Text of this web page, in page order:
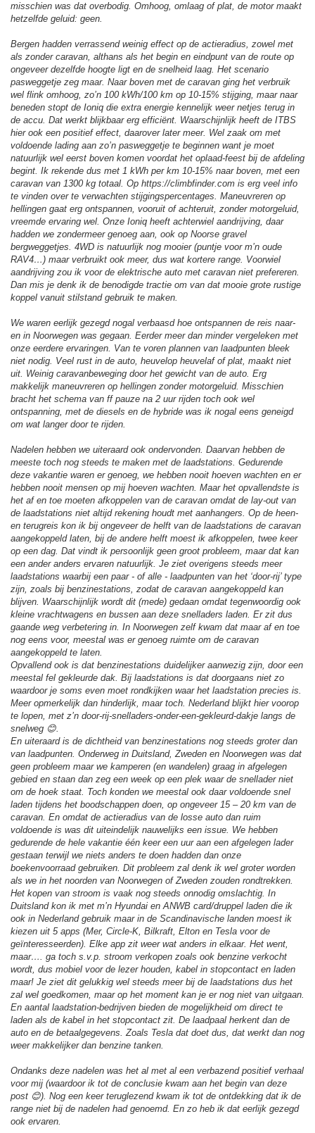
misschien was dat overbodig. Omhoog, omlaag of plat, de motor maakt
hetzelfde geluid: geen.
Bergen hadden verrassend weinig effect op de actieradius, zowel met
als zonder caravan, althans als het begin en eindpunt van de route op
ongeveer dezelfde hoogte ligt en de snelheid laag. Het scenario
pasweggetje zeg maar. Naar boven met de caravan ging het verbruik
wel flink omhoog, zo’n 100 kWh/100 km op 10-15% stijging, maar naar
beneden stopt de Ioniq die extra energie kennelijk weer netjes terug in
de accu. Dat werkt blijkbaar erg efficiënt. Waarschijnlijk heeft de ITBS
hier ook een positief effect, daarover later meer. Wel zaak om met
voldoende lading aan zo’n pasweggetje te beginnen want je moet
natuurlijk wel eerst boven komen voordat het oplaad-feest bij de afdeling
begint. Ik rekende dus met 1 kWh per km 10-15% naar boven, met een
caravan van 1300 kg totaal. Op https://climbfinder.com is erg veel info
te vinden over te verwachten stijgingspercentages. Maneuvreren op
hellingen gaat erg ontspannen, vooruit of achteruit, zonder motorgeluid,
vreemde ervaring wel. Onze Ioniq heeft achterwiel aandrijving, daar
hadden we zondermeer genoeg aan, ook op Noorse gravel
bergweggetjes. 4WD is natuurlijk nog mooier (puntje voor m’n oude
RAV4…) maar verbruikt ook meer, dus wat kortere range. Voorwiel
aandrijving zou ik voor de elektrische auto met caravan niet prefereren.
Dan mis je denk ik de benodigde tractie om van dat mooie grote rustige
koppel vanuit stilstand gebruik te maken.
We waren eerlijk gezegd nogal verbaasd hoe ontspannen de reis naar-
en in Noorwegen was gegaan. Eerder meer dan minder vergeleken met
onze eerdere ervaringen. Van te voren plannen van laadpunten bleek
niet nodig. Veel rust in de auto, heuvelop heuvelaf of plat, maakt niet
uit. Weinig caravanbeweging door het gewicht van de auto. Erg
makkelijk maneuvreren op hellingen zonder motorgeluid. Misschien
bracht het schema van ff pauze na 2 uur rijden toch ook wel
ontspanning, met de diesels en de hybride was ik nogal eens geneigd
om wat langer door te rijden.
Nadelen hebben we uiteraard ook ondervonden. Daarvan hebben de
meeste toch nog steeds te maken met de laadstations. Gedurende
deze vakantie waren er genoeg, we hebben nooit hoeven wachten en er
hebben nooit mensen op mij hoeven wachten. Maar het opvallendste is
het af en toe moeten afkoppelen van de caravan omdat de lay-out van
de laadstations niet altijd rekening houdt met aanhangers. Op de heen-
en terugreis kon ik bij ongeveer de helft van de laadstations de caravan
aangekoppeld laten, bij de andere helft moest ik afkoppelen, twee keer
op een dag. Dat vindt ik persoonlijk geen groot probleem, maar dat kan
een ander anders ervaren natuurlijk. Je ziet overigens steeds meer
laadstations waarbij een paar - of alle - laadpunten van het ‘door-rij’ type
zijn, zoals bij benzinestations, zodat de caravan aangekoppeld kan
blijven. Waarschijnlijk wordt dit (mede) gedaan omdat tegenwoordig ook
kleine vrachtwagens en bussen aan deze snelladers laden. Er zit dus
gaande weg verbetering in. In Noorwegen zelf kwam dat maar af en toe
nog eens voor, meestal was er genoeg ruimte om de caravan
aangekoppeld te laten.
Opvallend ook is dat benzinestations duidelijker aanwezig zijn, door een
meestal fel gekleurde dak. Bij laadstations is dat doorgaans niet zo
waardoor je soms even moet rondkijken waar het laadstation precies is.
Meer opmerkelijk dan hinderlijk, maar toch. Nederland blijkt hier voorop
te lopen, met z’n door-rij-snelladers-onder-een-gekleurd-dakje langs de
snelweg 😊.
En uiteraard is de dichtheid van benzinestations nog steeds groter dan
van laadpunten. Onderweg in Duitsland, Zweden en Noorwegen was dat
geen probleem maar we kamperen (en wandelen) graag in afgelegen
gebied en staan dan zeg een week op een plek waar de snellader niet
om de hoek staat. Toch konden we meestal ook daar voldoende snel
laden tijdens het boodschappen doen, op ongeveer 15 – 20 km van de
caravan. En omdat de actieradius van de losse auto dan ruim
voldoende is was dit uiteindelijk nauwelijks een issue. We hebben
gedurende de hele vakantie één keer een uur aan een afgelegen lader
gestaan terwijl we niets anders te doen hadden dan onze
boekenvoorraad gebruiken. Dit probleem zal denk ik wel groter worden
als we in het noorden van Noorwegen of Zweden zouden rondtrekken.
Het kopen van stroom is vaak nog steeds onnodig omslachtig. In
Duitsland kon ik met m’n Hyundai en ANWB card/druppel laden die ik
ook in Nederland gebruik maar in de Scandinavische landen moest ik
kiezen uit 5 apps (Mer, Circle-K, Bilkraft, Elton en Tesla voor de
geïnteresseerden). Elke app zit weer wat anders in elkaar. Het went,
maar…. ga toch s.v.p. stroom verkopen zoals ook benzine verkocht
wordt, dus mobiel voor de lezer houden, kabel in stopcontact en laden
maar! Je ziet dit gelukkig wel steeds meer bij de laadstations dus het
zal wel goedkomen, maar op het moment kan je er nog niet van uitgaan.
En aantal laadstation-bedrijven bieden de mogelijkheid om direct te
laden als de kabel in het stopcontact zit. De laadpaal herkent dan de
auto en de betaalgegevens. Zoals Tesla dat doet dus, dat werkt dan nog
weer makkelijker dan benzine tanken.
Ondanks deze nadelen was het al met al een verbazend positief verhaal
voor mij (waardoor ik tot de conclusie kwam aan het begin van deze
post 😊). Nog een keer teruglezend kwam ik tot de ontdekking dat ik de
range niet bij de nadelen had genoemd. En zo heb ik dat eerlijk gezegd
ook ervaren.